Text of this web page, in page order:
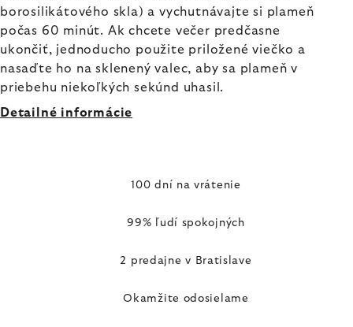
borosilikátového skla) a vychutnávajte si plameň
počas 60 minút. Ak chcete večer predčasne
ukončiť, jednoducho použite priložené viečko a
nasaďte ho na sklenený valec, aby sa plameň v
priebehu niekoľkých sekúnd uhasil.
Detailné informácie
100 dní na vrátenie
99% ľudí spokojných
2 predajne v Bratislave
Okamžite odosielame